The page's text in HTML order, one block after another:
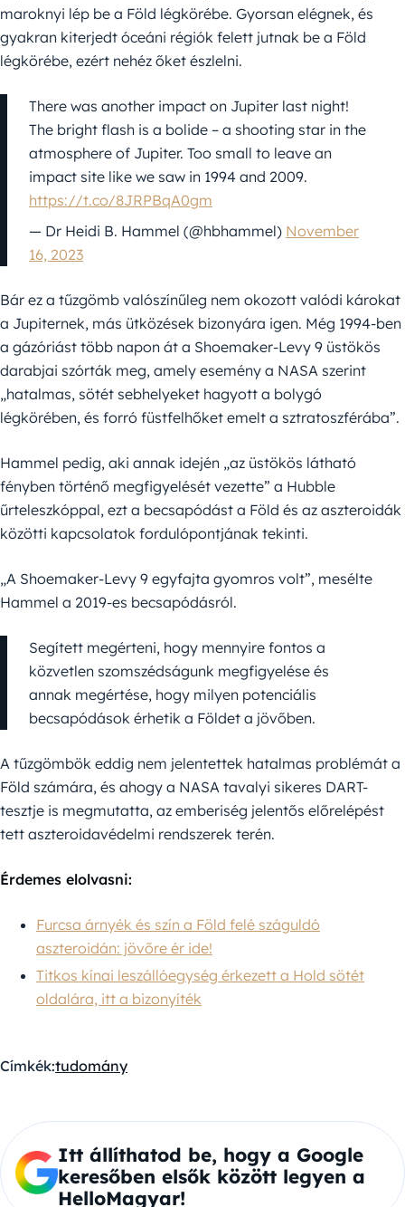
maroknyi lép be a Föld légkörébe. Gyorsan elégnek, és
gyakran kiterjedt óceáni régiók felett jutnak be a Föld
légkörébe, ezért nehéz őket észlelni.
There was another impact on Jupiter last night!
The bright flash is a bolide – a shooting star in the
atmosphere of Jupiter. Too small to leave an
impact site like we saw in 1994 and 2009.
https://t.co/8JRPBqA0gm
— Dr Heidi B. Hammel (@hbhammel) November
16, 2023
Bár ez a tűzgömb valószínűleg nem okozott valódi károkat
a Jupiternek, más ütközések bizonyára igen. Még 1994-ben
a gázóriást több napon át a Shoemaker-Levy 9 üstökös
darabjai szórták meg, amely esemény a NASA szerint
„hatalmas, sötét sebhelyeket hagyott a bolygó
légkörében, és forró füstfelhőket emelt a sztratoszférába”.
Hammel pedig, aki annak idején „az üstökös látható
fényben történő megfigyelését vezette” a Hubble
űrteleszkóppal, ezt a becsapódást a Föld és az aszteroidák
közötti kapcsolatok fordulópontjának tekinti.
„A Shoemaker-Levy 9 egyfajta gyomros volt”, mesélte
Hammel a 2019-es becsapódásról.
Segített megérteni, hogy mennyire fontos a
közvetlen szomszédságunk megfigyelése és
annak megértése, hogy milyen potenciális
becsapódások érhetik a Földet a jövőben.
A tűzgömbök eddig nem jelentettek hatalmas problémát a
Föld számára, és ahogy a NASA tavalyi sikeres DART-
tesztje is megmutatta, az emberiség jelentős előrelépést
tett aszteroidavédelmi rendszerek terén.
Érdemes elolvasni:
Furcsa árnyék és szín a Föld felé száguldó
aszteroidán: jövőre ér ide!
Titkos kínai leszállóegység érkezett a Hold sötét
oldalára, itt a bizonyíték
Címkék:tudomány
Itt állíthatod be, hogy a Google
keresőben elsők között legyen a
HelloMagyar!